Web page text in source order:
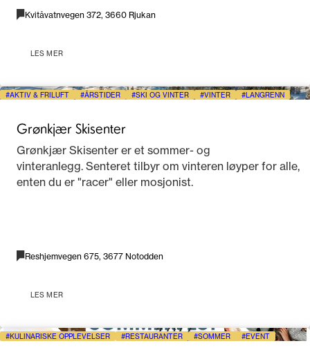
Kvitåvatnvegen 372, 3660 Rjukan
LES MER
AKTIV & FRILUFT ÅRSTIDER SKI OG VINTER VINTER LANGRENN
Grønkjær Skisenter
Grønkjær Skisenter er et sommer- og
vinteranlegg. Senteret tilbyr om vinteren løyper for alle,
enten du er "racer" eller mosjonist.
Reshjemvegen 675, 3677 Notodden
LES MER
KULINARISKE OPPLEVELSER RESTAURANTER SOMMER EVENT